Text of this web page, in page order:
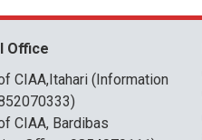
Office
CIAA,Itahari (Information
CIAA, Bardibas